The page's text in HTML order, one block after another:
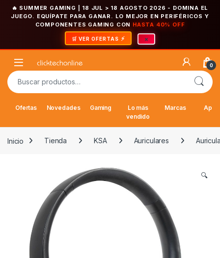
🔥 SUMMER GAMING | 18 JUL > 18 AGOSTO 2026 - DOMINA EL
JUEGO. EQUÍPATE PARA GANAR. LO MEJOR EN PERIFÉRICOS Y
COMPONENTES GAMING CON HASTA 40% OFF
🛒 VER OFERTAS ×
Open 0
Buscar por:
Ofertas Novedades Gaming
Lo más
vendido
Marcas
Inicio Tienda KSA Auriculares
🔍